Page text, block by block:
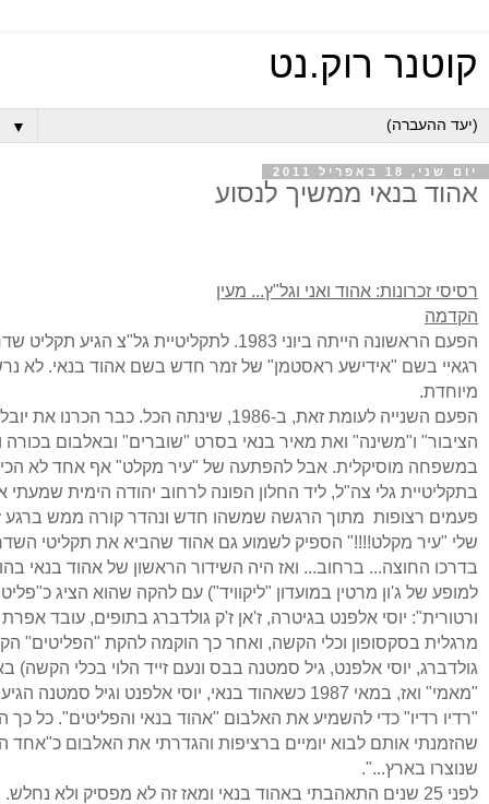
קוטנר רוק.נט
▼
יום שני, 18 באפריל 2011
אהוד בנאי ממשיך לנסוע
רסיסי זכרונות: אהוד ואני וגל"ץ... מעין
הקדמה
הפעם הראשונה הייתה ביוני 1983. לתקליטיית גל"צ הגיע
רגאיי בשם "אידישע ראסטמן" של זמר חדש בשם אהוד בנאי. לא
מיוחדת.
הפעם השנייה לעומת זאת, ב-1986, שינתה הכל. כבר
הציבור" ו"משינה" ואת מאיר בנאי בסרט "שוברים" ובאלבום בכורה
במשפחה מוסיקלית. אבל להפתעה של "עיר מקלט" אף אחד לא הכין
בתקליטיית גלי צה"ל, ליד החלון הפונה לרחוב יהודה הימית
פעמים רצופות מתוך הרגשה שמשהו חדש ונהדר קורה ממש
שלי "עיר מקלט!!!!" הספיק לשמוע גם אהוד שהביא את תקליטי
בדרכו החוצה... ברחוב... ואז היה השידור הראשון של אהוד בנאי
למופע של ג'ון מרטין במועדון "ליקוויד") עם להקה שהוא הציג
ורטורית": יוסי אלפנט בגיטרה, ז'אן ז'ק גולדברג בתופים, עובד
מרגלית בסקסופון וכלי הקשה, ואחר כך הוקמה להקת "הפליטים"
גולדברג, יוסי אלפנט, גיל סמטנה בבס ונעם זייד הלוי בכלי הקשה)
"מאמי" ואז, במאי 1987 כשאהוד בנאי, יוסי אלפנט וגיל
"רדיו רדיו" כדי להשמיע את האלבום "אהוד בנאי והפליטים". כל
שהזמנתי אותם לבוא יומיים ברציפות והגדרתי את האלבום כ"אחד
שנוצרו בארץ...".
לפני 25 שנים התאהבתי באהוד בנאי ו
מאז זה לא מפסיק ולא נחלש.